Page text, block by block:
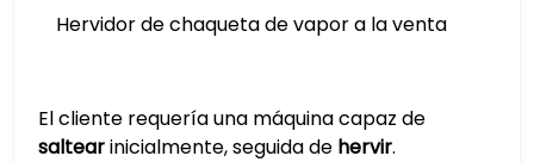
Hervidor de chaqueta de vapor a la venta
El cliente requería una máquina capaz de
saltearinicialmente, seguida de hervir.